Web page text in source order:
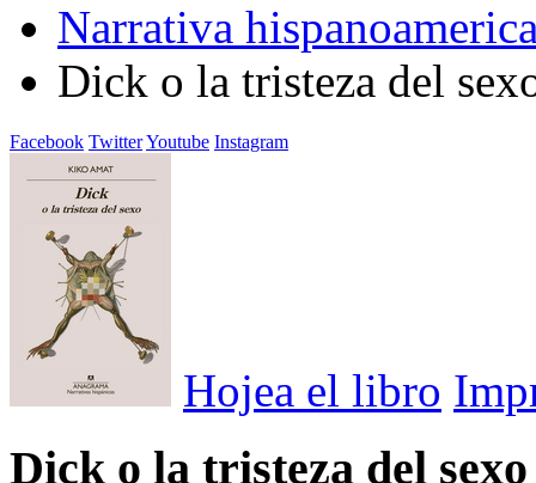
Narrativa
Dick o la tristeza del
Facebook TwitterYoutube Instagram
Hojea el libro
Dick o la tristeza del sexo